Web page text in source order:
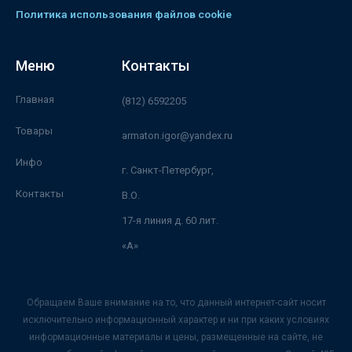
Политика использования файлов cookie
Меню
Главная
Товары
Инфо
Контакты
Контакты
(812) 6592205
armaton.igor@yandex.ru
г. Санкт-Петербург,
В.О.
17-я линия д. 60 лит.
«А»
Обращаем Ваше внимание на то, что данный интернет-сайт носит
исключительно информационный характер и ни при каких условиях
информационные материалы и цены, размещенные на сайте, не